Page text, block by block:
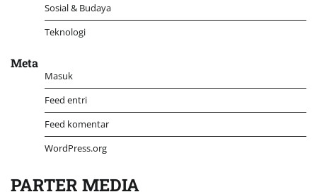
Sosial & Budaya
Teknologi
Meta
Masuk
Feed entri
Feed komentar
WordPress.org
PARTER MEDIA